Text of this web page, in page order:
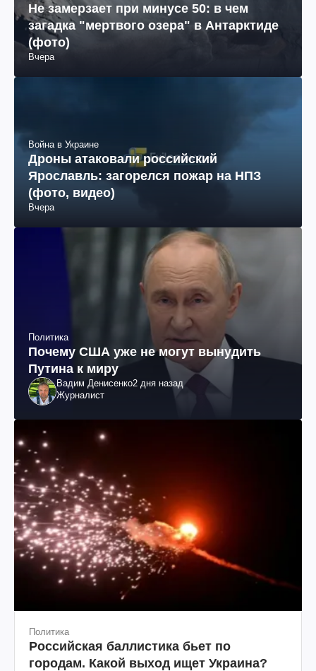
Не замерзает при минусе 50: в чем
загадка "мертвого озера" в Антарктиде
(фото)
Вчера
Война в Украине
Дроны атаковали российский
Ярославль: загорелся пожар на НПЗ
(фото, видео)
Вчера
Политика
Почему США уже не могут вынудить
Путина к миру
Вадим Денисенко2 дня назад
Журналист
Политика
Российская баллистика бьет по
городам. Какой выход ищет Украина?